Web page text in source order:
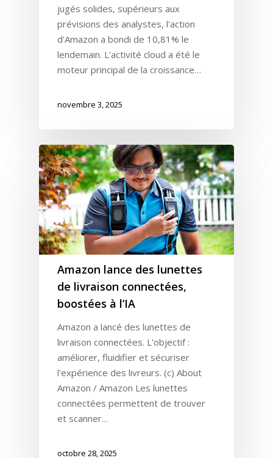
jugés solides, supérieurs aux
prévisions des analystes, l'action
d'Amazon a bondi de 10,81% le
lendemain. L'activité cloud a été le
moteur principal de la croissance…
novembre 3, 2025
Amazon lance des lunettes
de livraison connectées,
boostées à l’IA
Amazon a lancé des lunettes de
livraison connectées. L'objectif :
améliorer, fluidifier et sécuriser
l'expérience des livreurs. (c) About
Amazon / Amazon Les lunettes
connectées permettent de trouver
et scanner…
octobre 28, 2025